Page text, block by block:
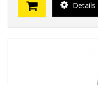
Details